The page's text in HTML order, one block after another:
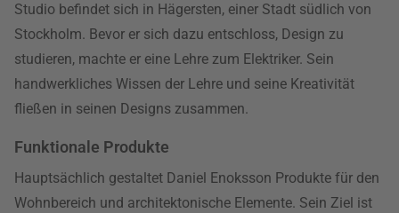
Studio befindet sich in Hägersten, einer Stadt südlich von
Stockholm. Bevor er sich dazu entschloss, Design zu
studieren, machte er eine Lehre zum Elektriker. Sein
handwerkliches Wissen der Lehre und seine Kreativität
fließen in seinen Designs zusammen.
Funktionale Produkte
Hauptsächlich gestaltet Daniel Enoksson Produkte für den
Wohnbereich und architektonische Elemente. Sein Ziel ist